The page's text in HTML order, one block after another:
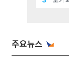
주요뉴스